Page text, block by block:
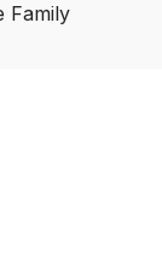
Family